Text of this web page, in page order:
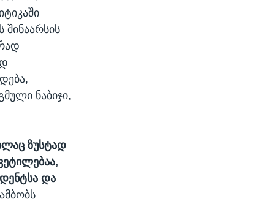
ნაბიჯი,
ზუსტად
და